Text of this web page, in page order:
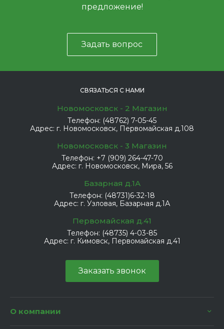
предложение!
Задать вопрос
СВЯЗАТЬСЯ С НАМИ
Новомосковск - 2 Магазин
Телефон: (48762) 7-05-45
Адрес: г. Новомосковск, Первомайская д.108
Новомосковск - 3 Магазин
Телефон: +7 (909) 264-47-70
Адрес: г. Новомосковск, Мира, 56
Базарная д.1А
Телефон: (48731)6-32-18
Адрес: г. Узловая, Базарная д.1А
Первомайская д.41
Телефон: (48735) 4-03-85
Адрес: г. Кимовск, Первомайская д.41
Заказать звонок
О компании